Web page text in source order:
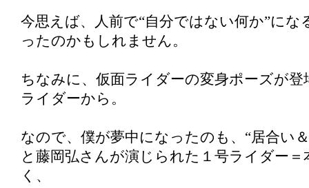
今思えば、人前で“自分ではない何か”にな
ったのかもしれません。
ちなみに、仮面ライダーの変身ポーズが登
ライダーから。
なので、僕が夢中になったのも、“居合い
と藤岡弘さんが演じられた１号ライダー
く、